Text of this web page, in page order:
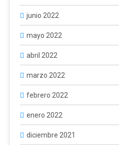
junio 2022
mayo 2022
abril 2022
marzo 2022
febrero 2022
enero 2022
diciembre 2021